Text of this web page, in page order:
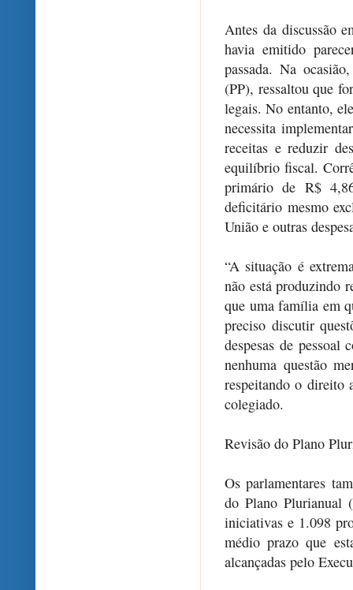
Antes da discussão
havia emitido
passada. Na
(PP), ressaltou que
legais. No entanto,
necessita
receitas e reduzir
equilíbrio fiscal.
primário de R$
deficitário mesmo
União e outras
“A situação é
não está produzindo
que uma família em
preciso discutir
despesas de
nenhuma questão
respeitando o direito
colegiado.
Revisão do Plano
Os parlamentares
do Plano Plurianual
iniciativas e 1.098
médio prazo que
alcançadas pelo